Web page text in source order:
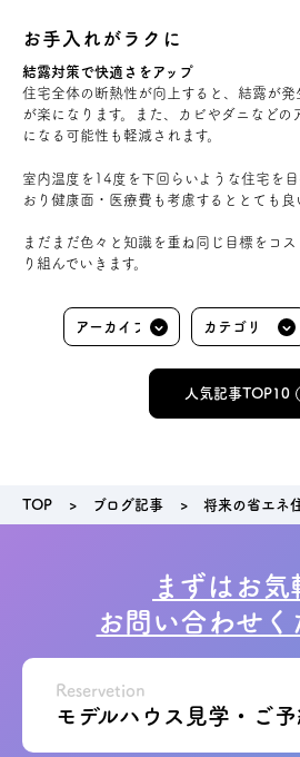
お手入れがラクに
結露対策で快適さをアップ
住宅全体の断熱性が向上すると、結露が
が楽になります。また、カビやダニなどの
になる可能性も軽減されます。
室内温度を14度を下回らいような住宅を
おり健康面・医療費も考慮するととても良
まだまだ色々と知識を重ね同じ目標をコ
り組んでいきます。
人気記事TOP10
TOP ブログ記事 将来の省エネ
まずはお気
お問い合わせく
モデルハウス見学・ご予
Reservetion